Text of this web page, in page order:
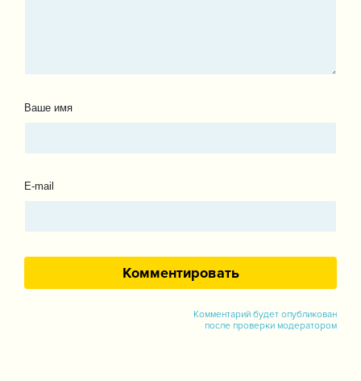
Ваше имя
E-mail
Комментарий будет опубликован
после проверки модератором